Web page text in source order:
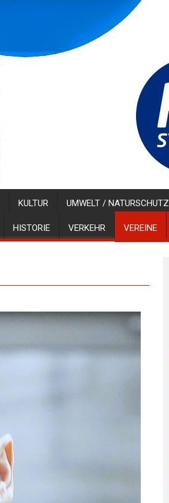
KULTUR UMWELT / NATURSCHUTZ
HISTORIE VERKEHR VEREINE